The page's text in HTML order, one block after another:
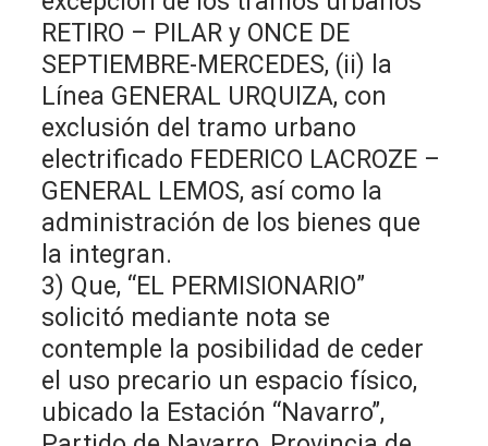
RETIRO – PILAR y ONCE DE
SEPTIEMBRE-MERCEDES, (ii) la
Línea GENERAL URQUIZA, con
exclusión del tramo urbano
electrificado FEDERICO LACROZE –
GENERAL LEMOS, así como la
administración de los bienes que
la integran.
3) Que, “EL PERMISIONARIO”
solicitó mediante nota se
contemple la posibilidad de ceder
el uso precario un espacio físico,
ubicado la Estación “Navarro”,